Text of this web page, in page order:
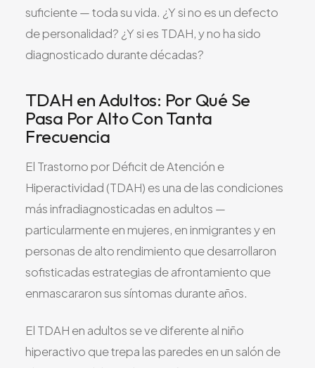
Depresión
Trastorno Bipolar
Manejo de Medicamentos
Neuropatía Periférica
Vértigo y Mareo
Todas las Condiciones
suficiente — toda su vida. ¿Y si no es un defecto
de personalidad? ¿Y si es TDAH, y no ha sido
diagnosticado durante décadas?
TDAH en Adultos: Por Qué Se
Pasa Por Alto Con Tanta
Frecuencia
El Trastorno por Déficit de Atención e
Hiperactividad (TDAH) es una de las condiciones
más infradiagnosticadas en adultos —
particularmente en mujeres, en inmigrantes y en
personas de alto rendimiento que desarrollaron
sofisticadas estrategias de afrontamiento que
enmascararon sus síntomas durante años.
El TDAH en adultos se ve diferente al niño
hiperactivo que trepa las paredes en un salón de